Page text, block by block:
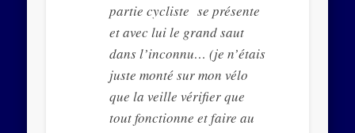
partie cycliste se présente
et avec lui le grand saut
dans l’inconnu… (je n’étais
juste monté sur mon vélo
que la veille vérifier que
tout fonctionne et faire au